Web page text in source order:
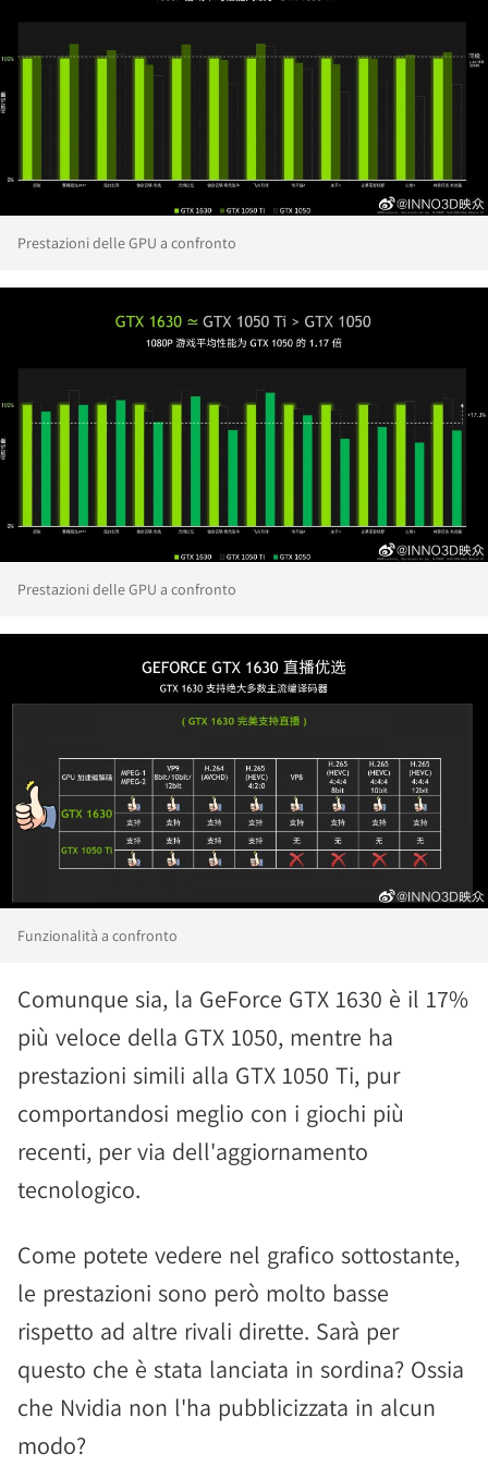
Prestazioni delle GPU a confronto
Prestazioni delle GPU a confronto
Funzionalità a confronto
Comunque sia, la GeForce GTX 1630 è il 17%
più veloce della GTX 1050, mentre ha
prestazioni simili alla GTX 1050 Ti, pur
comportandosi meglio con i giochi più
recenti, per via dell'aggiornamento
tecnologico.
Come potete vedere nel grafico sottostante,
le prestazioni sono però molto basse
rispetto ad altre rivali dirette. Sarà per
questo che è stata lanciata in sordina? Ossia
che Nvidia non l'ha pubblicizzata in alcun
modo?